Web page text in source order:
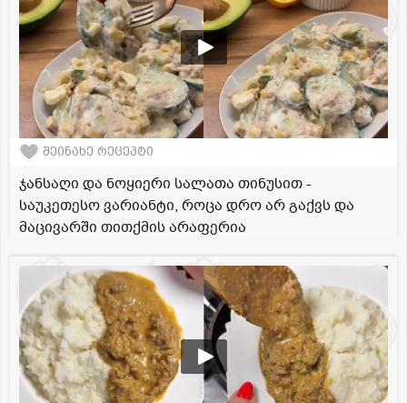
შეინახე რეცეპტი
ჯანსაღი და ნოყიერი სალათა თინუსით -
საუკეთესო ვარიანტი, როცა დრო არ გაქვს და
მაცივარში თითქმის არაფერია